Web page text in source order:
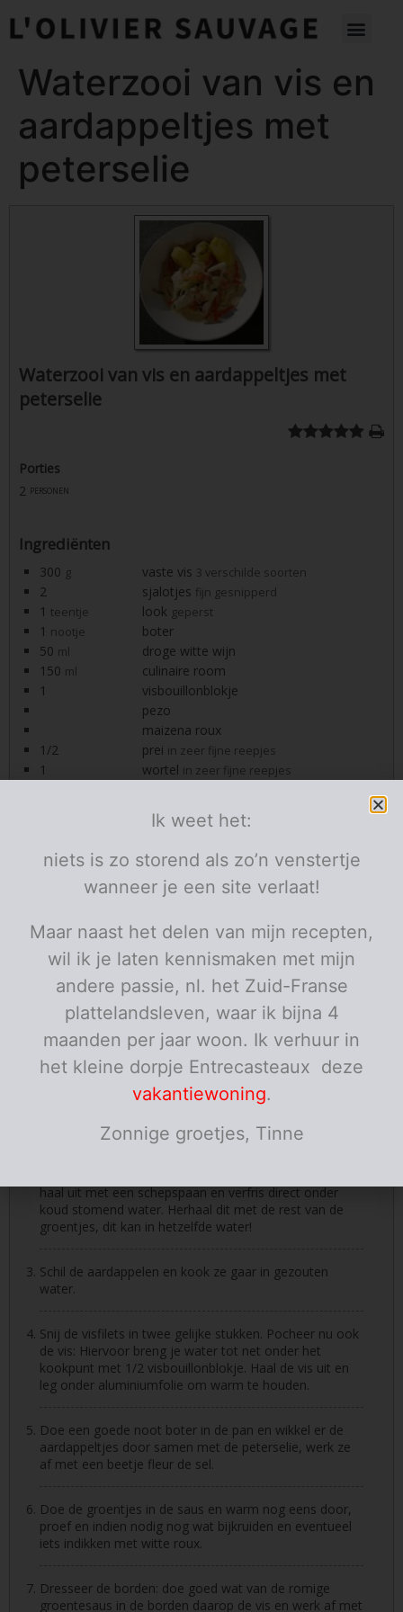
Waterzooi van vis en
aardappeltjes met
peterselie
Waterzooi van vis en aardappeltjes met
peterselie
Porties
2 personen
Ingrediënten
300 g vaste vis 3 verschilde soorten
2 sjalotjes fijn gesnipperd
1 teentje look geperst
1 nootje
boter
50 ml
droge witte wijn
150 ml
culinaire room
1
visbouillonblokje
pezo
maizena roux
1/2
prei in zeer fijne reepjes
1 wortel in zeer fijne reepjes
courgette in zeer fijne reepjes
vastkokende aardappelen
verse peterselie
fijn gehakt
boter
fleur de sel
Porties:
personen
Instructies
Stoof de sjalotjes glazig in de boter en voeg de look
toe. Blus met de wijn en laat eventjes inkoken. Doe er
nu ook de room bij en 100 ml water. Kruid met 1/2
visbouillonblokje en pezo.
Pocheer nu de groentjes in licht gezouten water. Elk
afzonderlijk. Zet hiervoor water op en breng het tot net
haal uit met een schepspaan en verfris direct onder
koud stomend water. Herhaal dit met de rest van de
groentjes, dit kan in hetzelfde water!
Schil de aardappelen en kook ze gaar in gezouten
water.
Snij de visfilets in twee gelijke stukken. Pocheer nu ook
de vis: Hiervoor breng je water tot net onder het
kookpunt met 1/2 visbouillonblokje. Haal de vis uit en
leg onder aluminiumfolie om warm te houden.
Doe een goede noot boter in de pan en wikkel er de
aardappeltjes door samen met de peterselie, werk ze
af met een beetje fleur de sel.
Doe de groentjes in de saus en warm nog eens door,
proef en indien nodig nog wat bijkruiden en eventueel
iets indikken met witte roux.
Dresseer de borden: doe goed wat van de romige
groentesaus in de borden daarop de vis en werk af met
Ik weet het:
niets is zo storend als zo’n venstertje
wanneer je een site verlaat!
Maar naast het delen van mijn recepten,
wil ik je laten kennismaken met mijn
andere passie, nl. het Zuid-Franse
plattelandsleven, waar ik bijna 4
maanden per jaar woon. Ik verhuur in
het kleine dorpje Entrecasteaux deze
vakantiewoning.
Zonnige groetjes, Tinne